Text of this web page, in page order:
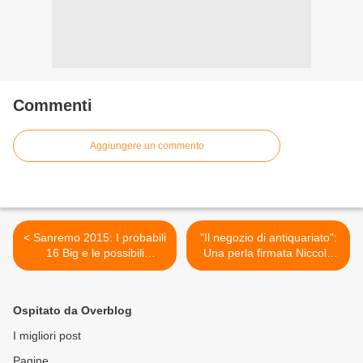
Commenti
Aggiungere un commento
< Sanremo 2015: I probabili
16 Big e le possibili
sorprese
"Il negozio di antiquariato":
Una perla firmata Niccolò
Fabi >
Ospitato da Overblog
I migliori post